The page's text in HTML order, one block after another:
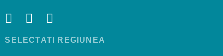
SELECTATI REGIUNEA